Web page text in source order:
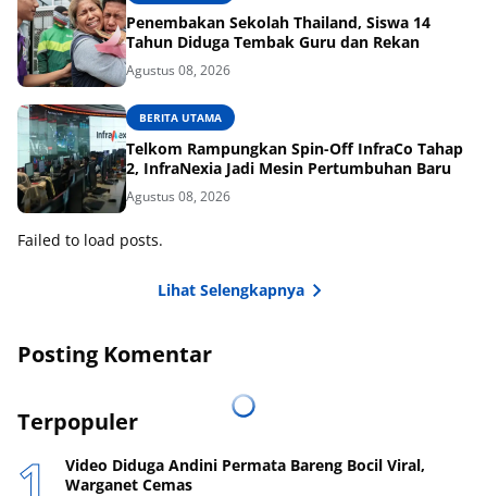
Penembakan Sekolah Thailand, Siswa 14
Tahun Diduga Tembak Guru dan Rekan
Agustus 08, 2026
BERITA UTAMA
Telkom Rampungkan Spin-Off InfraCo Tahap
2, InfraNexia Jadi Mesin Pertumbuhan Baru
Agustus 08, 2026
Failed to load posts.
Lihat Selengkapnya
Posting Komentar
Terpopuler
Video Diduga Andini Permata Bareng Bocil Viral,
Warganet Cemas